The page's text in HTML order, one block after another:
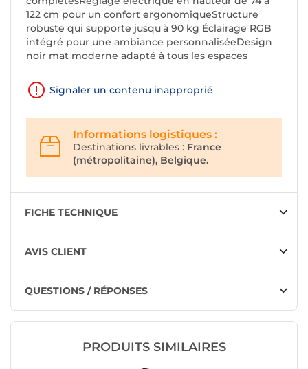
122 cm pour un confort ergonomiqueStructure
robuste qui supporte jusqu'à 90 kg Éclairage RGB
intégré pour une ambiance personnaliséeDesign
noir mat moderne adapté à tous les espaces
Signaler un contenu inapproprié
Informations logistiques :
Destinations livrables : France
(métropolitaine), Belgique.
FICHE TECHNIQUE
AVIS CLIENT
QUESTIONS / RÉPONSES
PRODUITS SIMILAIRES